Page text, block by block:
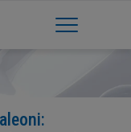
Apri Menu